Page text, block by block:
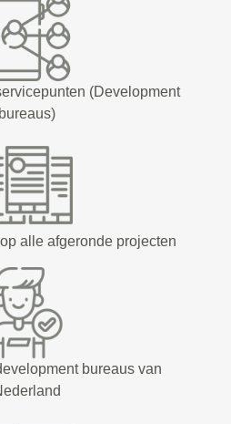
(Development
bureaus)
alle afgeronde projecten
bureaus van